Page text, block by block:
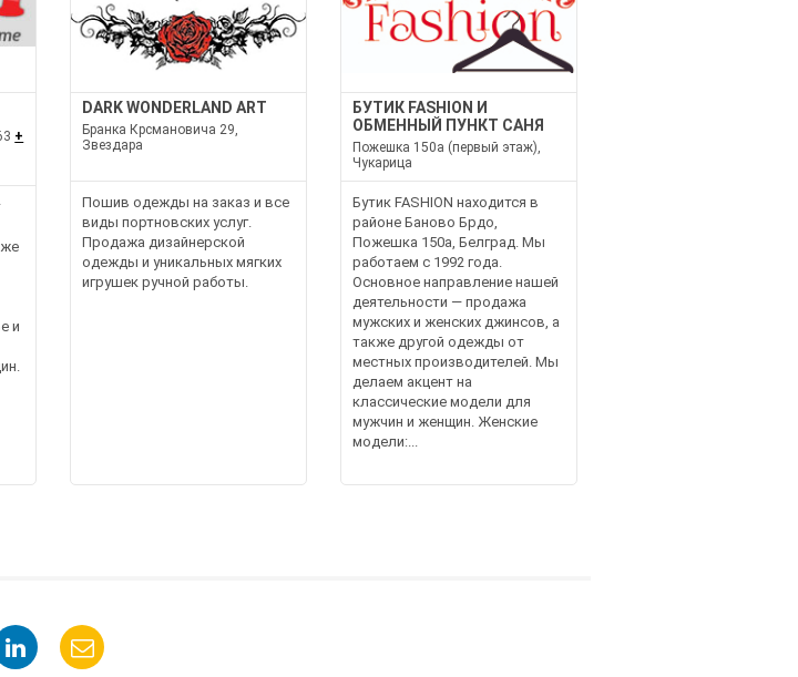
+
и
DARK WONDERLAND ART
Бранка Крсмановича 29,
Звездара
Пошив одежды на заказ и все
виды портновских услуг.
Продажа дизайнерской
одежды и уникальных мягких
игрушек ручной работы.
БУТИК FASHION И
ОБМЕННЫЙ ПУНКТ САНЯ
Пожешка 150а (первый этаж),
Чукарица
Бутик FASHION находится в
районе Баново Брдо,
Пожешка 150а, Белград. Мы
работаем с 1992 года.
Основное направление нашей
деятельности — продажа
мужских и женских джинсов, а
также другой одежды от
местных производителей. Мы
делаем акцент на
классические модели для
мужчин и женщин. Женские
модели:...